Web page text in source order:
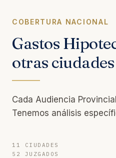
COBERTURA NACIONAL
Gastos
otras ciudades
Cada Audiencia
Tenemos análisis
11 CIUDADES
52 JUZGADOS